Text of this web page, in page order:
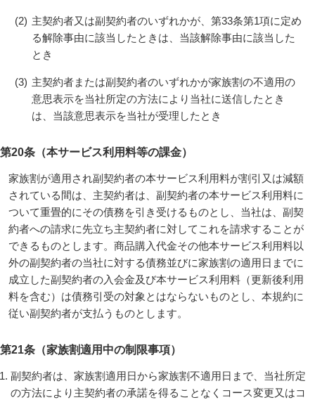
(2) 主契約者又は副契約者のいずれかが、第33条第1項に定め
る解除事由に該当したときは、当該解除事由に該当した
とき
(3) 主契約者または副契約者のいずれかが家族割の不適用の
意思表示を当社所定の方法により当社に送信したとき
は、当該意思表示を当社が受理したとき
第20条（本サービス利用料等の課金）
家族割が適用され副契約者の本サービス利用料が割引又は減額
されている間は、主契約者は、副契約者の本サービス利用料に
ついて重畳的にその債務を引き受けるものとし、当社は、副契
約者への請求に先立ち主契約者に対してこれを請求することが
できるものとします。商品購入代金その他本サービス利用料以
外の副契約者の当社に対する債務並びに家族割の適用日までに
成立した副契約者の入会金及び本サービス利用料（更新後利用
料を含む）は債務引受の対象とはならないものとし、本規約に
従い副契約者が支払うものとします。
第21条（家族割適用中の制限事項）
副契約者は、家族割適用日から家族割不適用日まで、当社所定
の方法により主契約者の承諾を得ることなくコース変更又はコ